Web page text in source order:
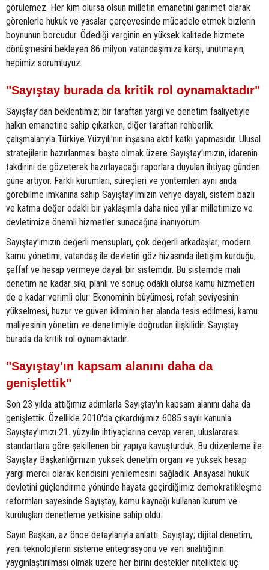
görülemez. Her kim olursa olsun milletin emanetini ganimet olarak
görenlerle hukuk ve yasalar çerçevesinde mücadele etmek bizlerin
boynunun borcudur. Ödediği verginin en yüksek kalitede hizmete
dönüşmesini bekleyen 86 milyon vatandaşımıza karşı, unutmayın,
hepimiz sorumluyuz.
"Sayıştay burada da kritik rol oynamaktadır"
Sayıştay'dan beklentimiz; bir taraftan yargı ve denetim faaliyetiyle
halkın emanetine sahip çıkarken, diğer taraftan rehberlik
çalışmalarıyla Türkiye Yüzyılı'nın inşasına aktif katkı yapmasıdır. Ulusal
stratejilerin hazırlanması başta olmak üzere Sayıştay'ımızın, idarenin
takdirini de gözeterek hazırlayacağı raporlara duyulan ihtiyaç günden
güne artıyor. Farklı kurumları, süreçleri ve yöntemleri aynı anda
görebilme imkanına sahip Sayıştay'ımızın veriye dayalı, sistem bazlı
ve katma değer odaklı bir yaklaşımla daha nice yıllar milletimize ve
devletimize önemli hizmetler sunacağına inanıyorum.
Sayıştay'ımızın değerli mensupları, çok değerli arkadaşlar; modern
kamu yönetimi, vatandaş ile devletin göz hizasında iletişim kurduğu,
şeffaf ve hesap vermeye dayalı bir sistemdir. Bu sistemde mali
denetim ne kadar sıkı, planlı ve sonuç odaklı olursa kamu hizmetleri
de o kadar verimli olur. Ekonominin büyümesi, refah seviyesinin
yükselmesi, huzur ve güven ikliminin her alanda tesis edilmesi, kamu
maliyesinin yönetim ve denetimiyle doğrudan ilişkilidir. Sayıştay
burada da kritik rol oynamaktadır.
"Sayıştay'ın kapsam alanını daha da
genişlettik"
Son 23 yılda attığımız adımlarla Sayıştay'ın kapsam alanını daha da
genişlettik. Özellikle 2010'da çıkardığımız 6085 sayılı kanunla
Sayıştay'ımızı 21. yüzyılın ihtiyaçlarına cevap veren, uluslararası
standartlara göre şekillenen bir yapıya kavuşturduk. Bu düzenleme ile
Sayıştay Başkanlığımızın yüksek denetim organı ve yüksek hesap
yargı mercii olarak kendisini yenilemesini sağladık. Anayasal hukuk
devletini güçlendirme yönünde hayata geçirdiğimiz demokratikleşme
reformları sayesinde Sayıştay, kamu kaynağı kullanan kurum ve
kuruluşları denetleme yetkisine sahip oldu.
Sayın Başkan, az önce detaylarıyla anlattı. Sayıştay; dijital denetim,
yeni teknolojilerin sisteme entegrasyonu ve veri analitiğinin
yaygınlaştırılması olmak üzere her birini destekler nitelikteki üç